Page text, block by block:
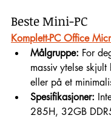
Beste Mini-PC
Komplett-PC Office
Målgruppe: For
massiv ytelse
eller på et
Spesifikasjoner:
285H, 32GB